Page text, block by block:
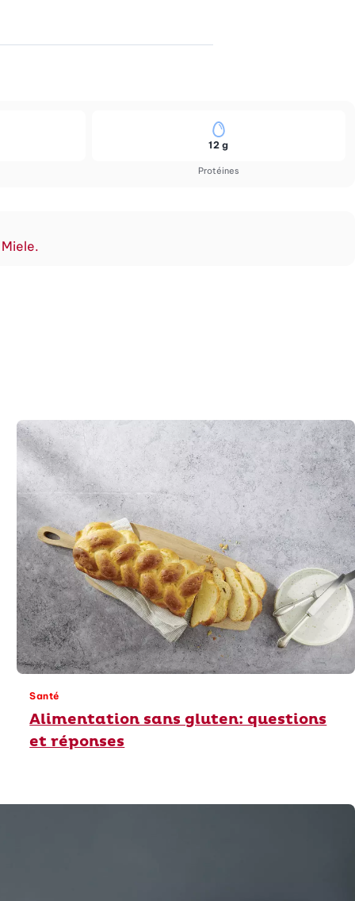
Protéines
12 g
Santé
Alimentation sans gluten: questions
et réponses